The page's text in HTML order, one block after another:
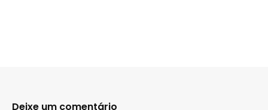
Deixe um comentário